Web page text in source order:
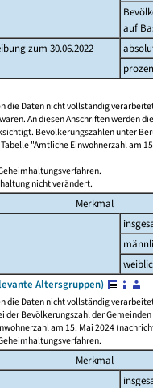
auf
zum 30.06.2022
die Daten nicht vollständig
An diesen Anschriften werden
Bevölkerungszahlen unter
"Amtliche Einwohnerzahl am
nicht verändert.
Merkmal
Altersgruppen)
Daten nicht vollständig
Bevölkerungszahl der
am 15. Mai 2024
Merkmal